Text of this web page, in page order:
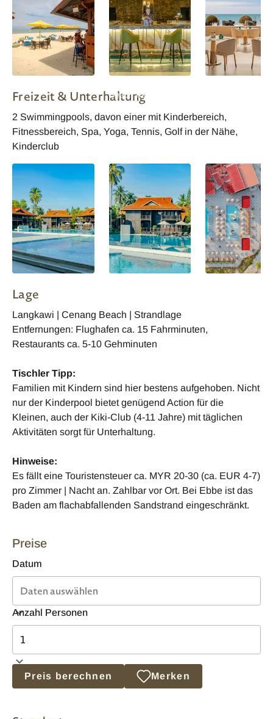
Beach Resort
Pelangi Grill
Freizeit & Unterhaltung
2 Swimmingpools, davon einer mit Kinderbereich,
Fitnessbereich, Spa, Yoga, Tennis, Golf in der Nähe,
Kinderclub
Lage
Langkawi | Cenang Beach | Strandlage
Entfernungen: Flughafen ca. 15 Fahrminuten,
Restaurants ca. 5-10 Gehminuten
Tischler Tipp:
Familien mit Kindern sind hier bestens aufgehoben. Nicht
nur der Kinderpool bietet genügend Action für die
Kleinen, auch der Kiki-Club (4-11 Jahre) mit täglichen
Aktivitäten sorgt für Unterhaltung.
Hinweise:
Es fällt eine Touristensteuer ca. MYR 20-30 (ca. EUR 4-7)
pro Zimmer | Nacht an. Zahlbar vor Ort. Bei Ebbe ist das
Baden am flachabfallenden Sandstrand eingeschränkt.
Preise
Datum
Anzahl Personen
Preis berechnen Merken